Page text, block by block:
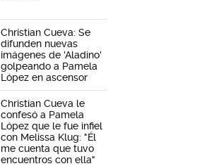
Christian Cueva: Se
difunden nuevas
imágenes de 'Aladino'
golpeando a Pamela
López en ascensor
Christian Cueva le
confesó a Pamela
López que le fue infiel
con Melissa Klug: "Él
me cuenta que tuvo
encuentros con ella"